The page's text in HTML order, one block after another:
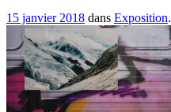
15 janvier 2018 dans Exposition.